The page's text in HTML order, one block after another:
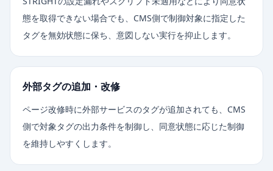
態を取得できない場合でも、CMS側で制御対象に指定した
タグを無効状態に保ち、意図しない実行を抑止します。
外部タグの追加・改修
ページ改修時に外部サービスのタグが追加されても、CMS
側で対象タグの出力条件を制御し、同意状態に応じた制御
を維持しやすくします。